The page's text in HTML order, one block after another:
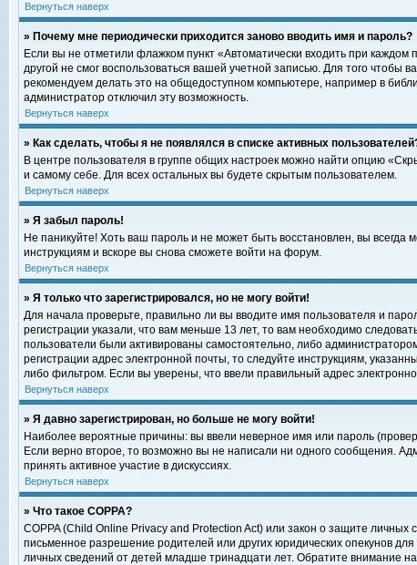
Вернуться наверх
» Почему мне периодически приходится заново вводить имя и пароль?
Если вы не отметили флажком пункт «Автоматически входить при
другой не смог воспользоваться вашей учетной записью. Для того
рекомендуем делать это на общедоступном компьютере, например в
администратор отключил эту возможность.
Вернуться наверх
» Как сделать, чтобы я не появлялся в списке активных
В центре пользователя в группе общих настроек можно найти опцию
и самому себе. Для всех остальных вы будете скрытым пользователем.
Вернуться наверх
» Я забыл пароль!
Не паникуйте! Хоть ваш пароль и не может быть восстановлен, вы
инструкциям и вскоре вы снова сможете войти на форум.
Вернуться наверх
» Я только что зарегистрировался, но не могу войти!
Для начала проверьте, правильно ли вы вводите имя пользователя и
регистрации указали, что вам меньше 13 лет, то вам необходимо
пользователи были активированы самостоятельно, либо
регистрации адрес электронной почты, то следуйте инструкциям,
либо фильтром. Если вы уверены, что ввели правильный адрес
Вернуться наверх
» Я давно зарегистрирован, но больше не могу войти!
Наиболее вероятные причины: вы ввели неверное имя или пароль
Если верно второе, то возможно вы не написали ни одного сообщения.
принять активное участие в дискуссиях.
Вернуться наверх
» Что такое COPPA?
COPPA (Child Online Privacy and Protection Act) или закон о защите
письменное разрешение родителей или других юридических опекунов
личных сведений от детей младше тринадцати лет. Обратите внимание